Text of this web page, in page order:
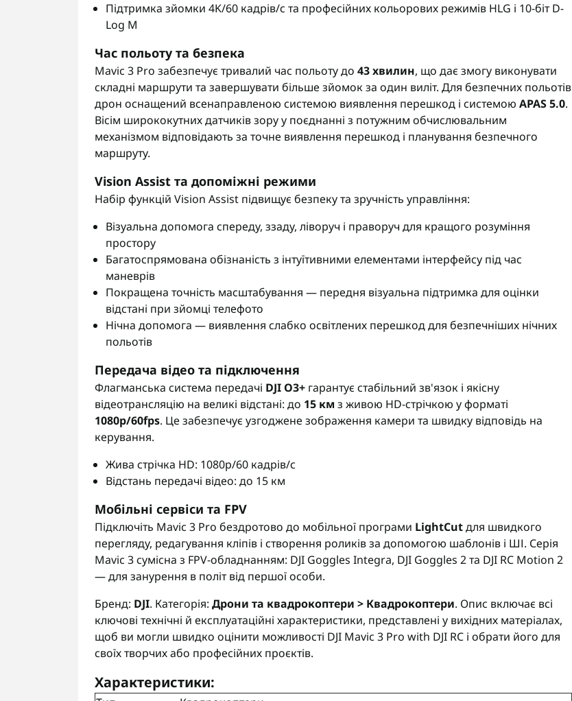
Підтримка зйомки 4K/60 кадрів/с та професійних кольорових режимів HLG і 10-біт D-
Log M
Час польоту та безпека
Mavic 3 Pro забезпечує тривалий час польоту до 43 хвилин, що дає змогу виконувати
складні маршрути та завершувати більше зйомок за один виліт. Для безпечних польотів
дрон оснащений всенаправленою системою виявлення перешкод і системою APAS 5.0.
Вісім ширококутних датчиків зору у поєднанні з потужним обчислювальним
механізмом відповідають за точне виявлення перешкод і планування безпечного
маршруту.
Vision Assist та допоміжні режими
Набір функцій Vision Assist підвищує безпеку та зручність управління:
Візуальна допомога спереду, ззаду, ліворуч і праворуч для кращого розуміння
простору
Багатоспрямована обізнаність з інтуїтивними елементами інтерфейсу під час
маневрів
Покращена точність масштабування — передня візуальна підтримка для оцінки
відстані при зйомці телефото
Нічна допомога — виявлення слабко освітлених перешкод для безпечніших нічних
польотів
Передача відео та підключення
Флагманська система передачі DJI O3+ гарантує стабільний зв'язок і якісну
відеотрансляцію на великі відстані: до 15 кмз живою HD-стрічкою у форматі
1080p/60fps. Це забезпечує узгоджене зображення камери та швидку відповідь на
керування.
Жива стрічка HD: 1080p/60 кадрів/с
Відстань передачі відео: до 15 км
Мобільні сервіси та FPV
Підключіть Mavic 3 Pro бездротово до мобільної програми LightCutдля швидкого
перегляду, редагування кліпів і створення роликів за допомогою шаблонів і ШІ. Серія
Mavic 3 сумісна з FPV-обладнанням: DJI Goggles Integra, DJI Goggles 2 та DJI RC Motion 2
— для занурення в політ від першої особи.
Бренд: DJI. Категорія: Дрони та квадрокоптери > Квадрокоптери. Опис включає всі
ключові технічні й експлуатаційні характеристики, представлені у вихідних матеріалах,
щоб ви могли швидко оцінити можливості DJI Mavic 3 Pro with DJI RC і обрати його для
своїх творчих або професійних проєктів.
Характеристики: